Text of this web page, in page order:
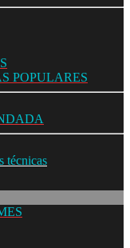
POPULARES
técnicas